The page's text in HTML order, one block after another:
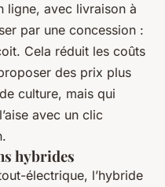
ligne, avec livraison à
par une concession :
Cela réduit les coûts
des prix plus
culture, mais qui
avec un clic
hybrides
électrique, l’hybride